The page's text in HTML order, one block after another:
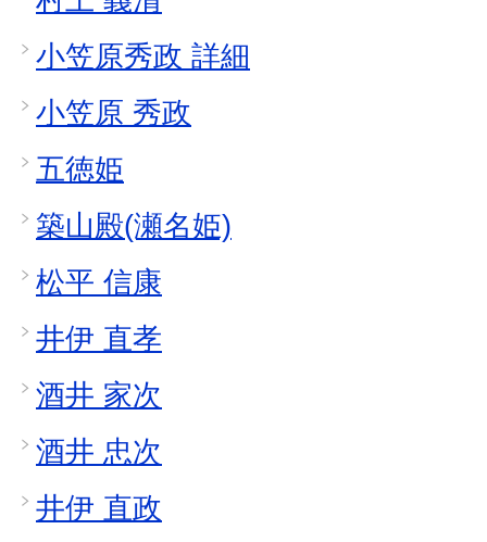
小笠原秀政 詳細
小笠原 秀政
五徳姫
築山殿(瀬名姫)
松平 信康
井伊 直孝
酒井 家次
酒井 忠次
井伊 直政